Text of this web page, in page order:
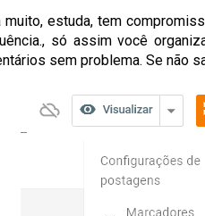
muito, estuda, tem
, só assim você
sem problema. Se não